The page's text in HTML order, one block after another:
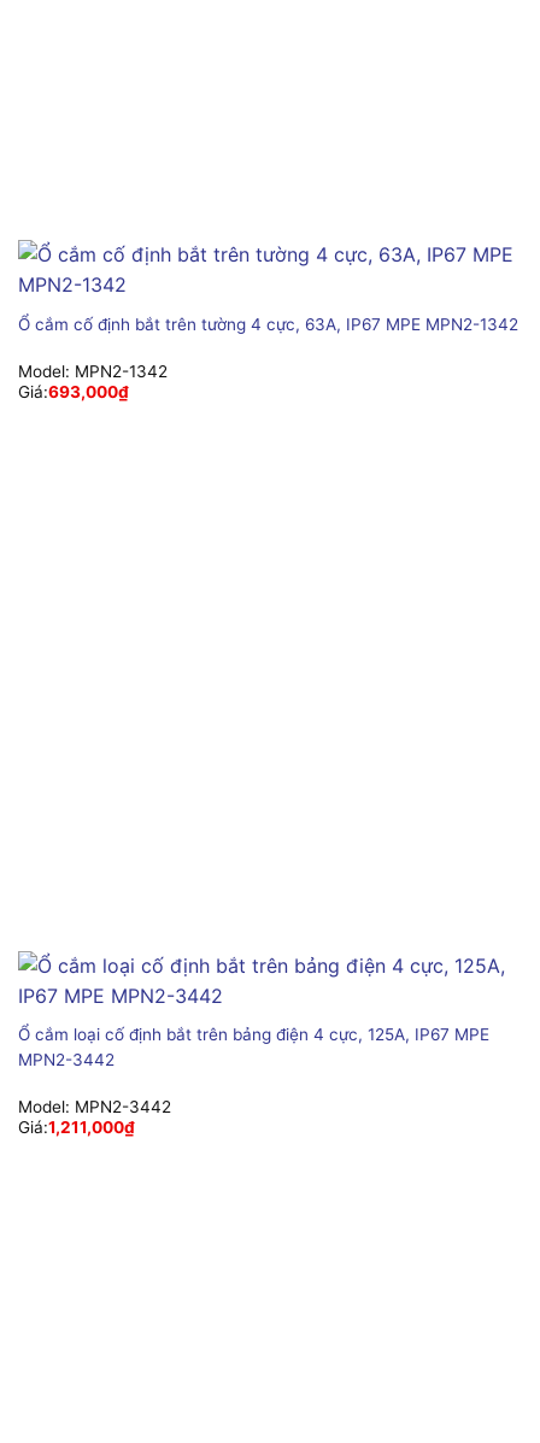
Ổ cắm cố định bắt trên tường 4 cực, 63A, IP67 MPE MPN2-1342
Model: MPN2-1342
Giá:693,000₫
Ổ cắm loại cố định bắt trên bảng điện 4 cực, 125A, IP67 MPE
MPN2-3442
Model: MPN2-3442
Giá:1,211,000₫